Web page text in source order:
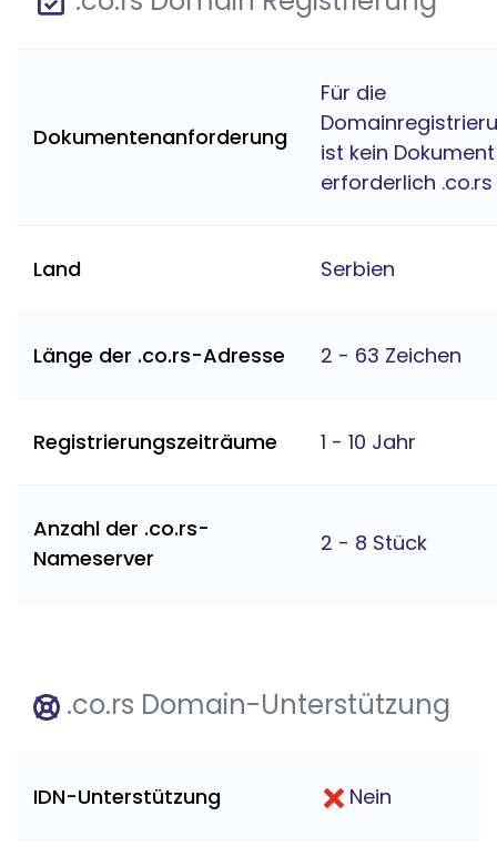
Dokumentenanforderung
Für die
ist kein Dokument
erforderlich .co.rs
Land Serbien
Länge der .co.rs-Adresse 2 - 63 Zeichen
Registrierungszeiträume 1 - 10 Jahr
Anzahl der .co.rs-
Nameserver
2 - 8 Stück
.co.rs Domain-Unterstützung
IDN-Unterstützung Nein